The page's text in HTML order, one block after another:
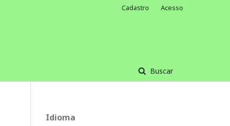
Buscar
Cadastro Acesso
Idioma